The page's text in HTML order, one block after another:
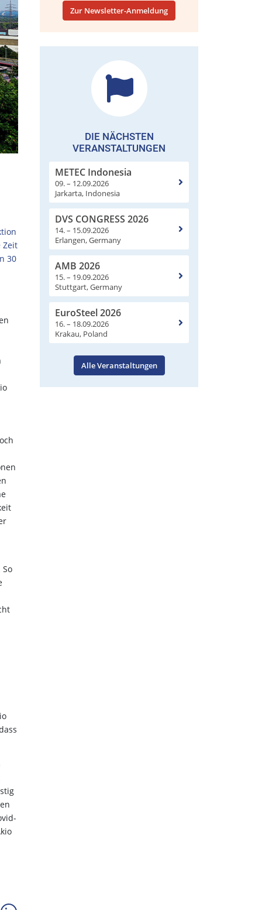
Zeit
30
Zur Newsletter-Anmeldung
DIE NÄCHSTEN
VERANSTALTUNGEN
METEC Indonesia
09. – 12.09.2026
Jarkarta, Indonesia
DVS CONGRESS 2026
14. – 15.09.2026
Erlangen, Germany
AMB 2026
15. – 19.09.2026
Stuttgart, Germany
EuroSteel 2026
16. – 18.09.2026
Krakau, Poland
Alle Veranstaltungen